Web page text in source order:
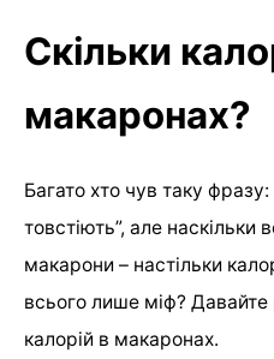
Скільки
макаронах?
Багато хто чув таку фразу:
товстіють”, але
макарони – настільки
всього лише міф? Давайте
калорій в макаронах.